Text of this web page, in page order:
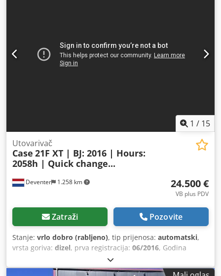
1 / 15
Deventer 1.258 km
Utovarivač
Case 21F XT | BJ: 2016 | Hours:
2058h | Quick change...
24.500 €
VB plus PDV
Zatraži Pozovite
Stanje: vrlo dobro (rabljeno), tip prijenosa: automatski,
vrsta goriva: dizel, prva registracija: 06/2016, Godina
2.058 h